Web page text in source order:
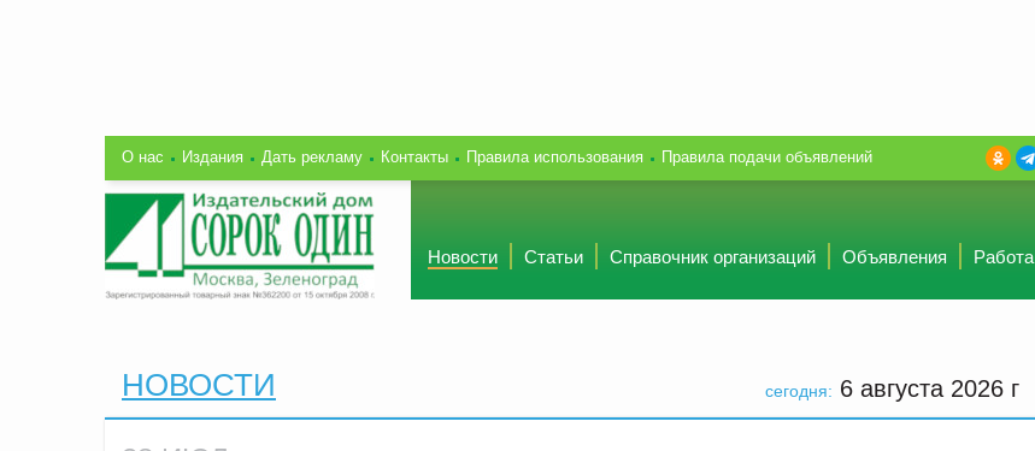
О нас Издания Дать рекламу Контакты Правила использования Правила подачи объявлений
Новости Статьи Справочник организаций Объявления Работа
сегодня: 6 августа 2026 г
НОВОСТИ